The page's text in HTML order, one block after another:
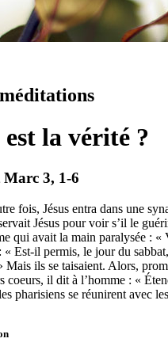
la vérité ?
Marc 3, 1-6
fois, Jésus entra dans une
Jésus pour voir s’il le
qui avait la main paralysée : «
« Est-il permis, le jour du
Mais ils se taisaient. Alors,
coeurs, il dit à l’homme : «
pharisiens se réunirent avec